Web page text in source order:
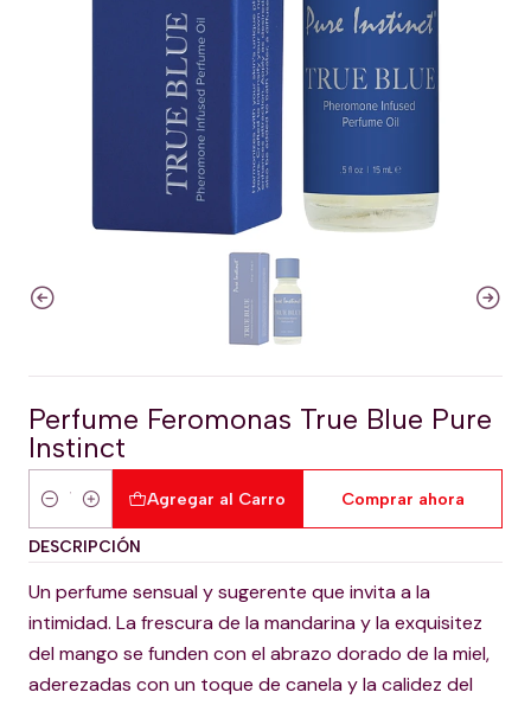
Perfume Feromonas True Blue Pure
Instinct
Cantidad
Agregar al Carro Comprar ahora
DESCRIPCIÓN
Un perfume sensual y sugerente que invita a la
intimidad. La frescura de la mandarina y la exquisitez
del mango se funden con el abrazo dorado de la miel,
aderezadas con un toque de canela y la calidez del